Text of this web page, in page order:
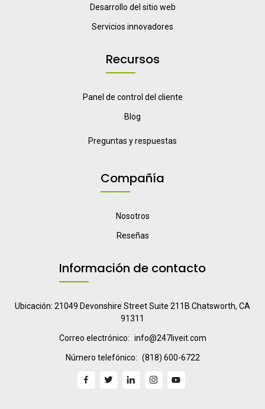
Desarrollo del sitio web
Servicios innovadores
Recursos
Panel de control del cliente
Blog
Preguntas y respuestas
Compañía
Nosotros
Reseñas
Información de contacto
Ubicación: 21049 Devonshire Street Suite 211B Chatsworth, CA
91311
Correo electrónico: info@247liveit.com
Número telefónico: (818) 600-6722